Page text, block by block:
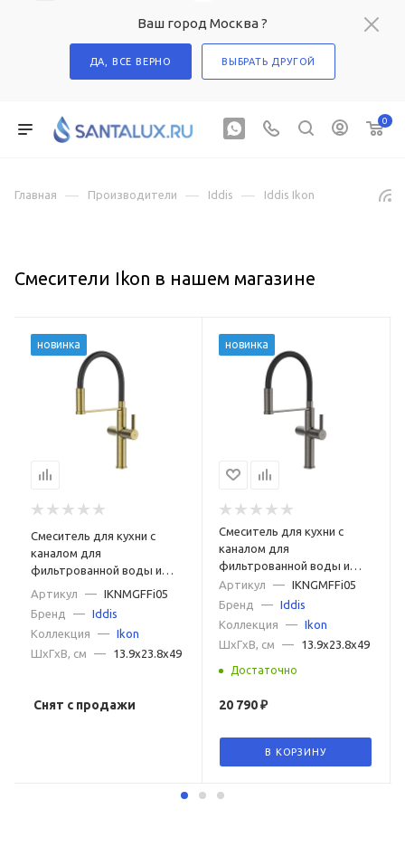
Ваш город Москва ?
ДА, ВСЕ ВЕРНО ВЫБРАТЬ ДРУГОЙ
0
Главная — Производители — Iddis — Iddis Ikon
Смесители Ikon в нашем магазине
новинка
Смеситель для кухни с
каналом для
фильтрованной воды и
гибким изливом IDDIS Ikon
матовое
Артикул — IKNMGFFi05
Бренд
— Iddis
Коллекция
— Ikon
ШxГxВ, см
— 13.9x23.8x49
Снят с продажи
новинка
Смеситель для кухни с
каналом для
фильтрованной воды и
гибким изливом IDDIS Ikon
IKNGMFFi05 графит
Артикул — IKNGMFFi05
Бренд
— Iddis
Коллекция
— Ikon
ШxГxВ, см
— 13.9x23.8x49
Достаточно
20 790₽
В КОРЗИНУ